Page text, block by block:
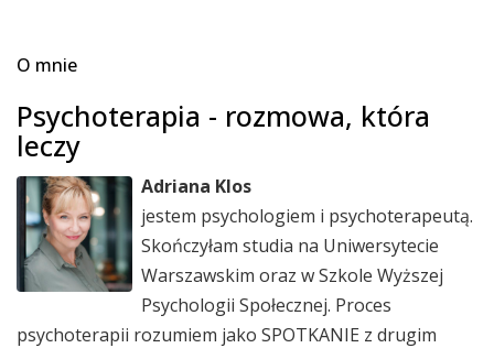
O mnie
Psychoterapia - rozmowa, która
leczy
Adriana Klos
jestem psychologiem i psychoterapeutą.
Skończyłam studia na Uniwersytecie
Warszawskim oraz w Szkole Wyższej
Psychologii Społecznej. Proces
psychoterapii rozumiem jako SPOTKANIE z drugim